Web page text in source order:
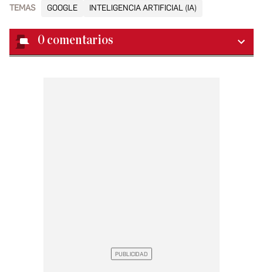
TEMAS GOOGLE INTELIGENCIA ARTIFICIAL (IA)
0 comentarios